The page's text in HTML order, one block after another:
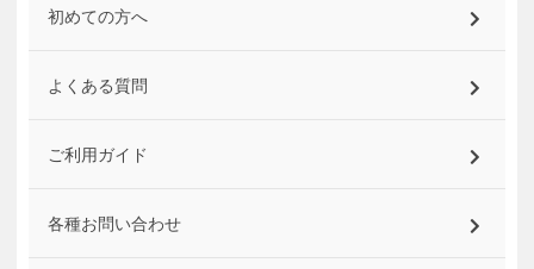
初めての方へ
よくある質問
ご利用ガイド
各種お問い合わせ